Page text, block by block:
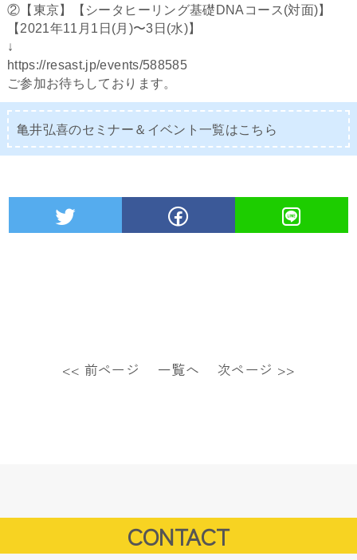
②【東京】【シータヒーリング基礎DNAコース(対面)】
【2021年11月1日(月)〜3日(水)】
↓
https://resast.jp/events/588585
ご参加お待ちしております。
亀井弘喜のセミナー＆イベント一覧はこちら
<< 前ページ 一覧へ 次ページ >>
CONTACT